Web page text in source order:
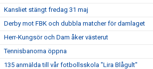
Kansliet stängt fredag 31 maj
Derby mot FBK och dubbla matcher för damlaget
Herr-Kungsör och Dam åker västerut
Tennisbanorna öppna
135 anmälda till vår fotbollsskola "Lira Blågult"